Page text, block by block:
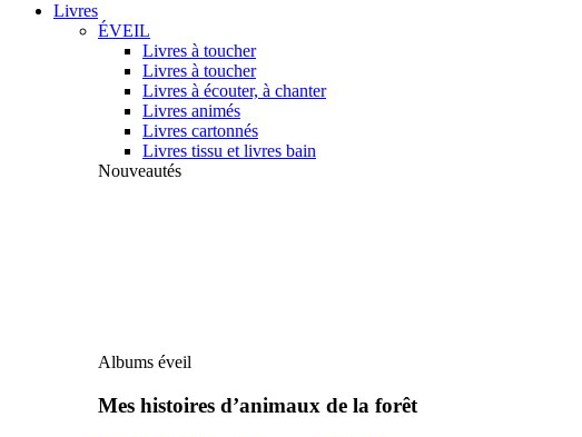
Livres
ÉVEIL
Livres à toucher
Livres à toucher
Livres à écouter, à chanter
Livres animés
Livres cartonnés
Livres tissu et livres bain
Nouveautés
Albums éveil
Mes histoires d’animaux de la forêt